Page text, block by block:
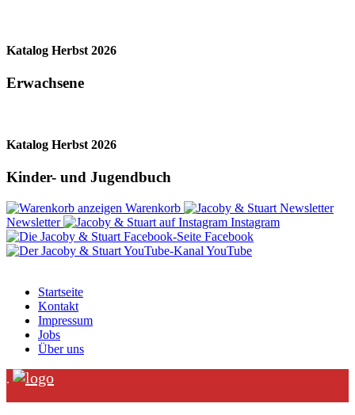
Katalog Herbst 2026
Erwachsene
Katalog Herbst 2026
Kinder- und Jugendbuch
Warenkorb
Newsletter
Instagram
Facebook
YouTube
Startseite
Kontakt
Impressum
Jobs
Über uns
.